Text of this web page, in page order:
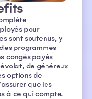
pour
sont soutenus, y
programmes
congés payés
de généreux
options de
que les
à ce qui compte.